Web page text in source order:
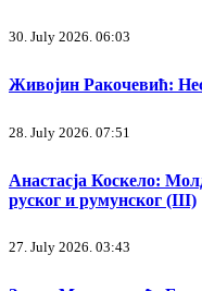
30. July 2026. 06:03
Живојин Ракочевић:
28. July 2026. 07:51
Анастасја Коскело:
руског и румунског (III)
27. July 2026. 03:43